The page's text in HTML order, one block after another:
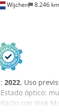
Wijchen 8.246 km
2022, Uso
óptico:
con Vink